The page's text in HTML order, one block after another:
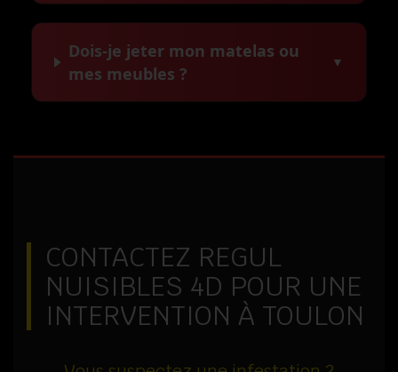
Dois-je jeter mon matelas ou
mes meubles ?
▼
CONTACTEZ REGUL
NUISIBLES 4D POUR UNE
INTERVENTION À TOULON